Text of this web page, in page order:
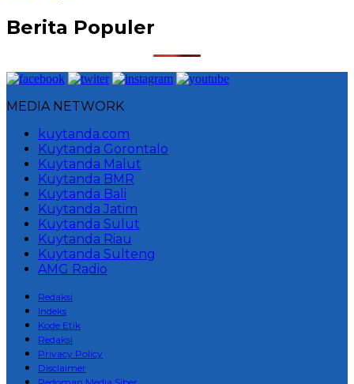
Berita Populer
MEDIA NETWORK
kuytanda.com
Kuytanda Gorontalo
Kuytanda Malut
Kuytanda BMR
Kuytanda Bali
Kuytanda Jatim
Kuytanda Sulut
Kuytanda Riau
Kuytanda Sulteng
AMG Radio
Redaksi
Indeks
Kode Etik
Redaksi
Privacy Policy
Disclaimer